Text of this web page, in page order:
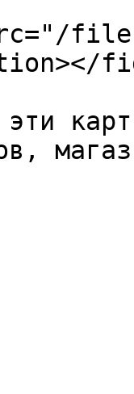
files/